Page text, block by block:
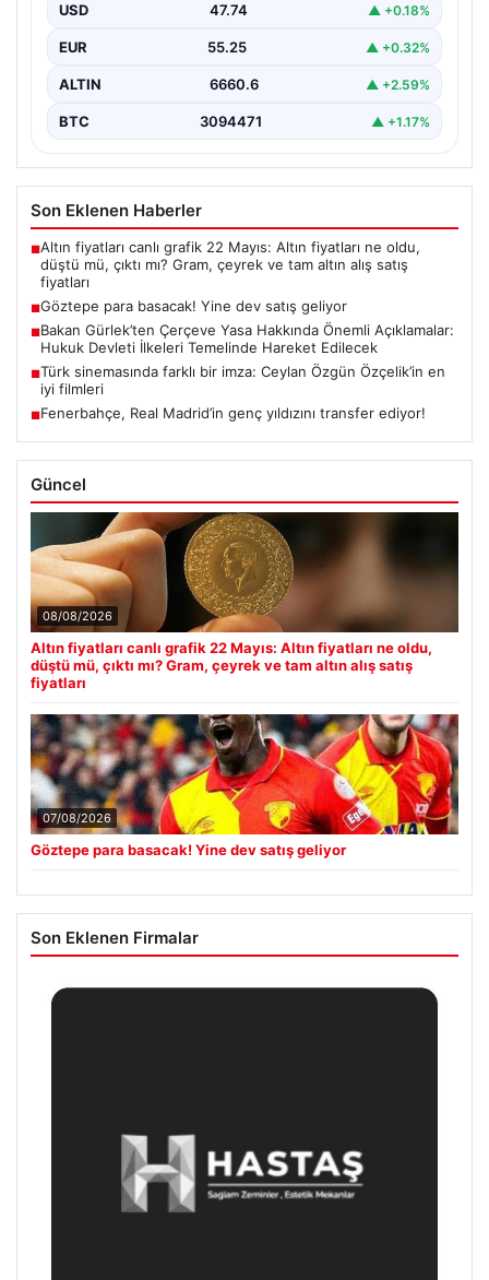
USD 47.74 ▲ +0.18%
EUR 55.25 ▲ +0.32%
ALTIN 6660.6 ▲ +2.59%
BTC 3094471 ▲ +1.17%
Son Eklenen Haberler
■Altın fiyatları canlı grafik 22 Mayıs: Altın fiyatları ne oldu,
düştü mü, çıktı mı? Gram, çeyrek ve tam altın alış satış
fiyatları
■Göztepe para basacak! Yine dev satış geliyor
■Bakan Gürlek’ten Çerçeve Yasa Hakkında Önemli Açıklamalar:
Hukuk Devleti İlkeleri Temelinde Hareket Edilecek
■Türk sinemasında farklı bir imza: Ceylan Özgün Özçelik’in en
iyi filmleri
■Fenerbahçe, Real Madrid’in genç yıldızını transfer ediyor!
Güncel
08/08/2026
Altın fiyatları canlı grafik 22 Mayıs: Altın fiyatları ne oldu,
düştü mü, çıktı mı? Gram, çeyrek ve tam altın alış satış
fiyatları
07/08/2026
Göztepe para basacak! Yine dev satış geliyor
Son Eklenen Firmalar